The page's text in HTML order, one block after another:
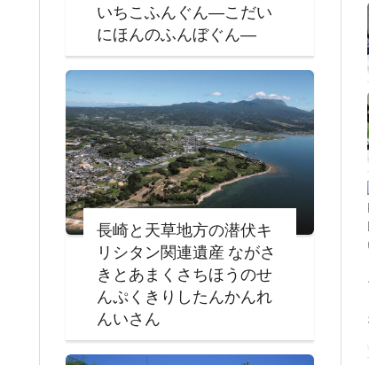
いちこふんぐん―こだい
にほんのふんぼぐん―
長崎と天草地方の潜伏キ
リシタン関連遺産 ながさ
きとあまくさちほうのせ
んぷくきりしたんかんれ
んいさん